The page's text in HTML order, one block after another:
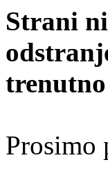
Strani
Prosimo